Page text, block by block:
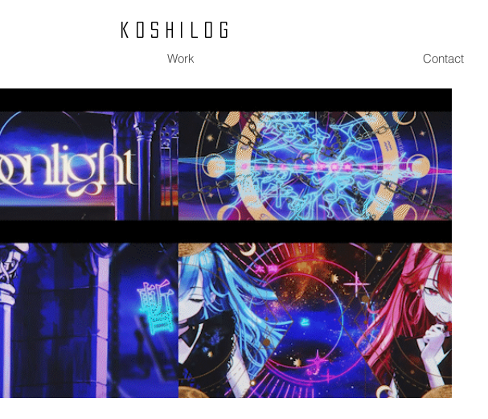
Work Contact
koshilog